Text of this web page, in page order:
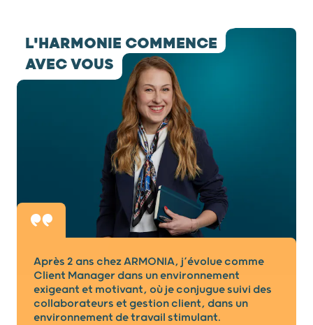
L'HARMONIE COMMENCE
AVEC VOUS
Après 2 ans chez ARMONIA, j’évolue comme
Client Manager dans un environnement
exigeant et motivant, où je conjugue suivi des
collaborateurs et gestion client, dans un
environnement de travail stimulant.